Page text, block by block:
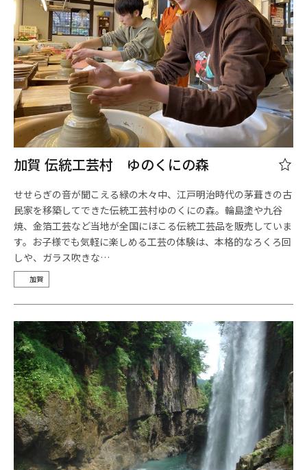
加賀 伝統工芸村 ゆのくにの森
せせらぎの音が聞こえる緑の木々中、江戸明治時代の茅葺きの古
民家を移築してできた伝統工芸村ゆのくにの森。輪島塗や九谷
焼、金箔工芸など当地が全国にほこる伝統工芸品を販売していま
す。お子様でも気軽に楽しめる工芸の体験は、本格的なろくろ回
しや、ガラス吹きな…
加賀